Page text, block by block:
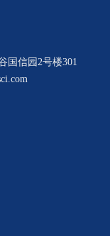
国信园2号楼301